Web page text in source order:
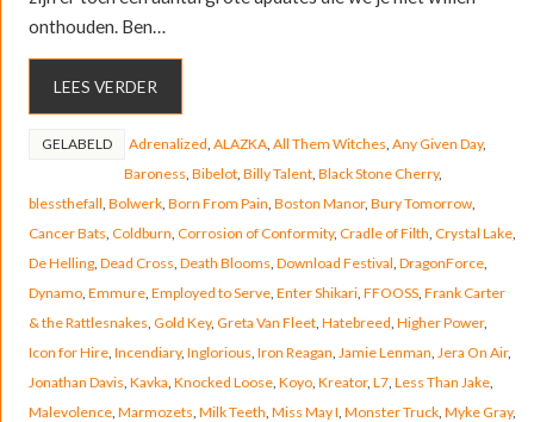
onthouden. Ben…
LEES VERDER
GELABELD Adrenalized ALAZKA, All Them Witches Any Given Day,
Baroness Bibelot, Billy Talent, Black Stone Cherry,
blessthefall Bolwerk, Born From Pain Boston Manor, Bury Tomorrow,
Cancer Bats Coldburn Corrosion of Conformity, Cradle of Filth Crystal Lake,
De Helling, Dead Cross Death Blooms Download Festival DragonForce,
Dynamo, Emmure, Employed to Serve, Enter Shikari, FFOOSS, Frank Carter
& the Rattlesnakes Gold Key, Greta Van Fleet, Hatebreed Higher Power,
Icon for Hire, Incendiary, Inglorious Iron Reagan Jamie Lenman Jera On Air,
Jonathan Davis Kavka Knocked Loose, Koyo, Kreator, L7, Less Than Jake,
Malevolence, Marmozets Milk Teeth Miss May I Monster Truck, Myke Gray,